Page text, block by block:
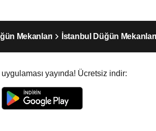
Mekanları İstanbul Düğün
yayında! Ücretsiz indir: